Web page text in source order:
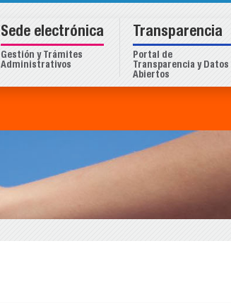
Sede electrónica
Gestión y Trámites
Administrativos
Transparencia
Portal de
Transparencia y Datos
Abiertos